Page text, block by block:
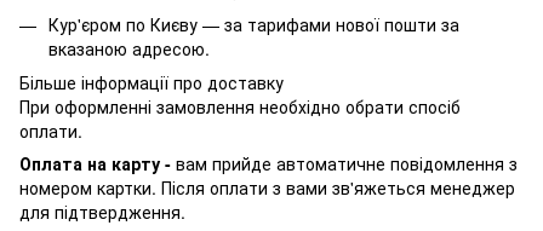
Кур'єром по Києву — за тарифами нової пошти за
вказаною адресою.
Більше інформації про доставку
При оформленні замовлення необхідно обрати спосіб
оплати.
Оплата на карту - вам прийде автоматичне повідомлення з
номером картки. Після оплати з вами зв'яжеться менеджер
для підтвердження.